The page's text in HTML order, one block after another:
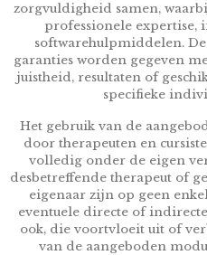
zorgvuldigheid samen,
professionele expertise,
softwarehulpmiddelen.
garanties worden gegeven
juistheid, resultaten of
specifieke
Het gebruik van de
door therapeuten en
volledig onder de eigen
desbetreffende therapeut of
eigenaar zijn op geen
eventuele directe of
ook, die voortvloeit uit of
van de aangeboden